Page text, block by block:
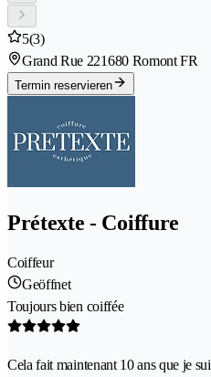
5(3)
Grand Rue 221680 Romont FR
Termin reservieren
Prétexte - Coiffure
Coiffeur
Geöffnet
Toujours bien coiffée
Cela fait maintenant 10 ans que je